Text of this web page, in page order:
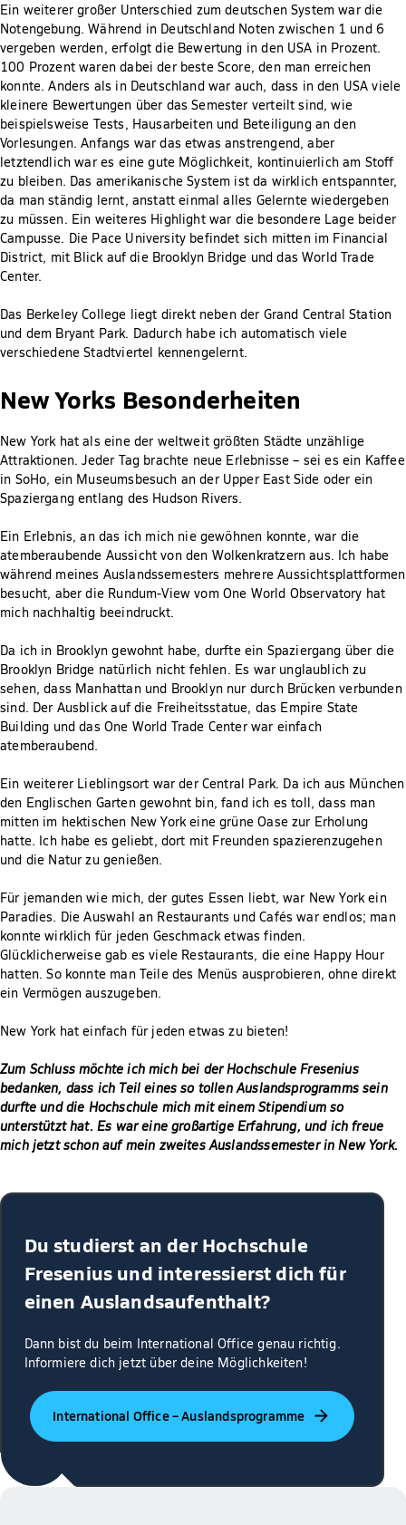
Ein weiterer großer Unterschied zum deutschen System war die
Notengebung. Während in Deutschland Noten zwischen 1 und 6
vergeben werden, erfolgt die Bewertung in den USA in Prozent.
100 Prozent waren dabei der beste Score, den man erreichen
konnte. Anders als in Deutschland war auch, dass in den USA viele
kleinere Bewertungen über das Semester verteilt sind, wie
beispielsweise Tests, Hausarbeiten und Beteiligung an den
Vorlesungen. Anfangs war das etwas anstrengend, aber
letztendlich war es eine gute Möglichkeit, kontinuierlich am Stoff
zu bleiben. Das amerikanische System ist da wirklich entspannter,
da man ständig lernt, anstatt einmal alles Gelernte wiedergeben
zu müssen. Ein weiteres Highlight war die besondere Lage beider
Campusse. Die Pace University befindet sich mitten im Financial
District, mit Blick auf die Brooklyn Bridge und das World Trade
Center.
Das Berkeley College liegt direkt neben der Grand Central Station
und dem Bryant Park. Dadurch habe ich automatisch viele
verschiedene Stadtviertel kennengelernt.
New Yorks Besonderheiten
New York hat als eine der weltweit größten Städte unzählige
Attraktionen. Jeder Tag brachte neue Erlebnisse – sei es ein Kaffee
in SoHo, ein Museumsbesuch an der Upper East Side oder ein
Spaziergang entlang des Hudson Rivers.
Ein Erlebnis, an das ich mich nie gewöhnen konnte, war die
atemberaubende Aussicht von den Wolkenkratzern aus. Ich habe
während meines Auslandssemesters mehrere Aussichtsplattformen
besucht, aber die Rundum-View vom One World Observatory hat
mich nachhaltig beeindruckt.
Da ich in Brooklyn gewohnt habe, durfte ein Spaziergang über die
Brooklyn Bridge natürlich nicht fehlen. Es war unglaublich zu
sehen, dass Manhattan und Brooklyn nur durch Brücken verbunden
sind. Der Ausblick auf die Freiheitsstatue, das Empire State
Building und das One World Trade Center war einfach
atemberaubend.
Ein weiterer Lieblingsort war der Central Park. Da ich aus München
den Englischen Garten gewohnt bin, fand ich es toll, dass man
mitten im hektischen New York eine grüne Oase zur Erholung
hatte. Ich habe es geliebt, dort mit Freunden spazierenzugehen
und die Natur zu genießen.
Für jemanden wie mich, der gutes Essen liebt, war New York ein
Paradies. Die Auswahl an Restaurants und Cafés war endlos; man
konnte wirklich für jeden Geschmack etwas finden.
Glücklicherweise gab es viele Restaurants, die eine Happy Hour
hatten. So konnte man Teile des Menüs ausprobieren, ohne direkt
ein Vermögen auszugeben.
New York hat einfach für jeden etwas zu bieten!
Zum Schluss möchte ich mich bei der Hochschule Fresenius
bedanken, dass ich Teil eines so tollen Auslandsprogramms sein
durfte und die Hochschule mich mit einem Stipendium so
unterstützt hat. Es war eine großartige Erfahrung, und ich freue
mich jetzt schon auf mein zweites Auslandssemester in New York.
Du studierst an der Hochschule
Fresenius und interessierst dich für
einen Auslandsaufenthalt?
Dann bist du beim International Office genau richtig.
Informiere dich jetzt über deine Möglichkeiten!
International Office – Auslandsprogramme